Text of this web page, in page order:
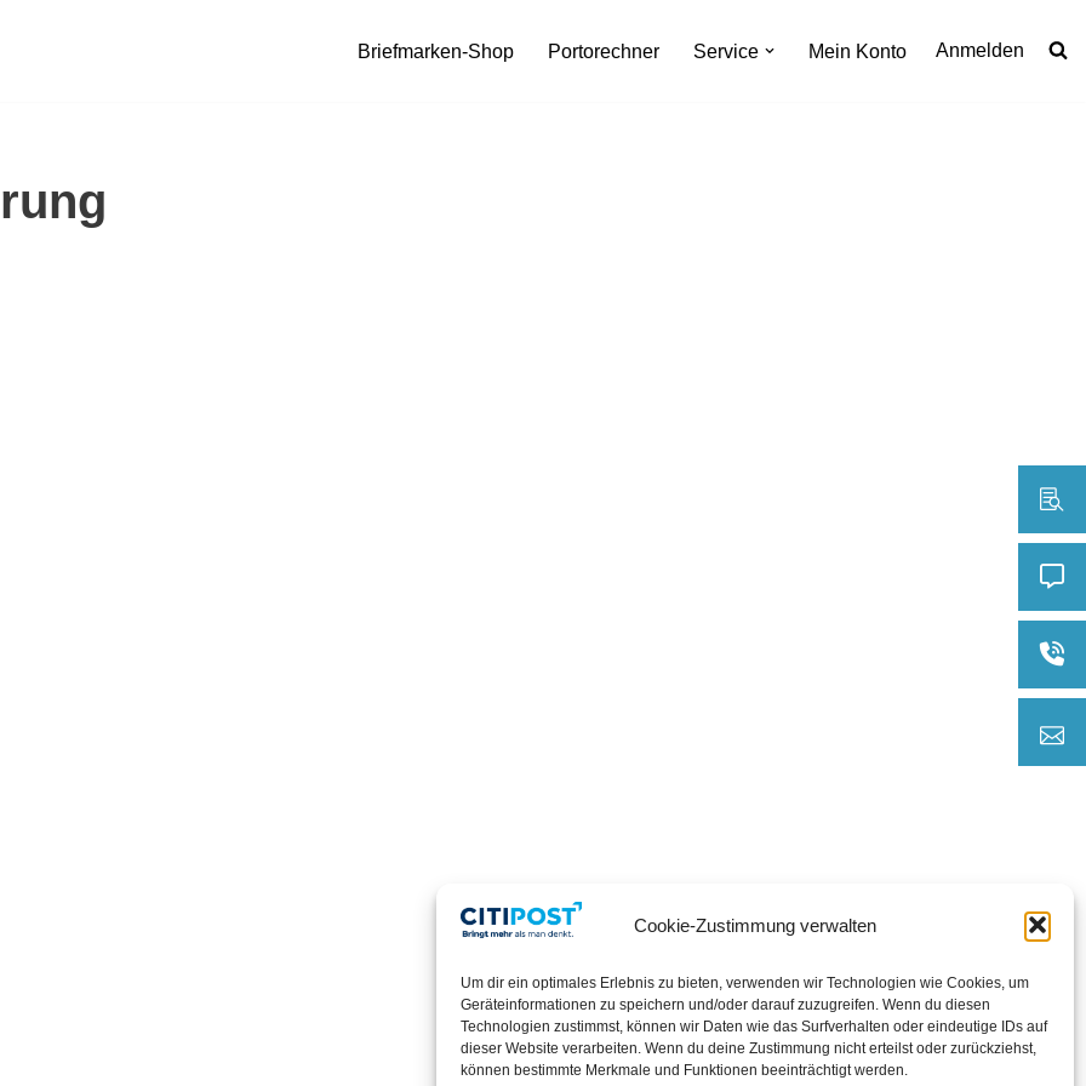
Cookie-Zustimmung verwalten
Um dir ein optimales Erlebnis zu bieten, verwenden wir Technologien wie Cookies, um
Geräteinformationen zu speichern und/oder darauf zuzugreifen. Wenn du diesen
Technologien zustimmst, können wir Daten wie das Surfverhalten oder eindeutige IDs auf
dieser Website verarbeiten. Wenn du deine Zustimmung nicht erteilst oder zurückziehst,
können bestimmte Merkmale und Funktionen beeinträchtigt werden.
Briefmarken-Shop Portorechner Service Mein Konto Anmelden